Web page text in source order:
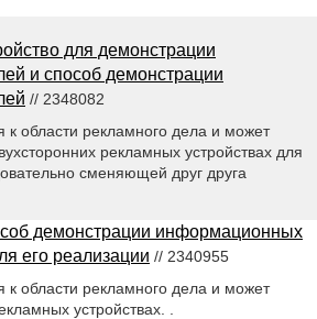
для демонстрации
и способ демонстрации
// 2348082
к области рекламного дела и может
рекламных устройствах для
сменяющей друг друга
демонстрации информационных
его реализации // 2340955
к области рекламного дела и может
устройствах. .